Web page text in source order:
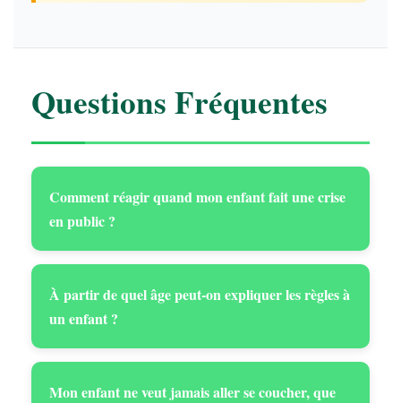
Questions Fréquentes
Comment réagir quand mon enfant fait une crise
en public ?
À partir de quel âge peut-on expliquer les règles à
un enfant ?
Mon enfant ne veut jamais aller se coucher, que